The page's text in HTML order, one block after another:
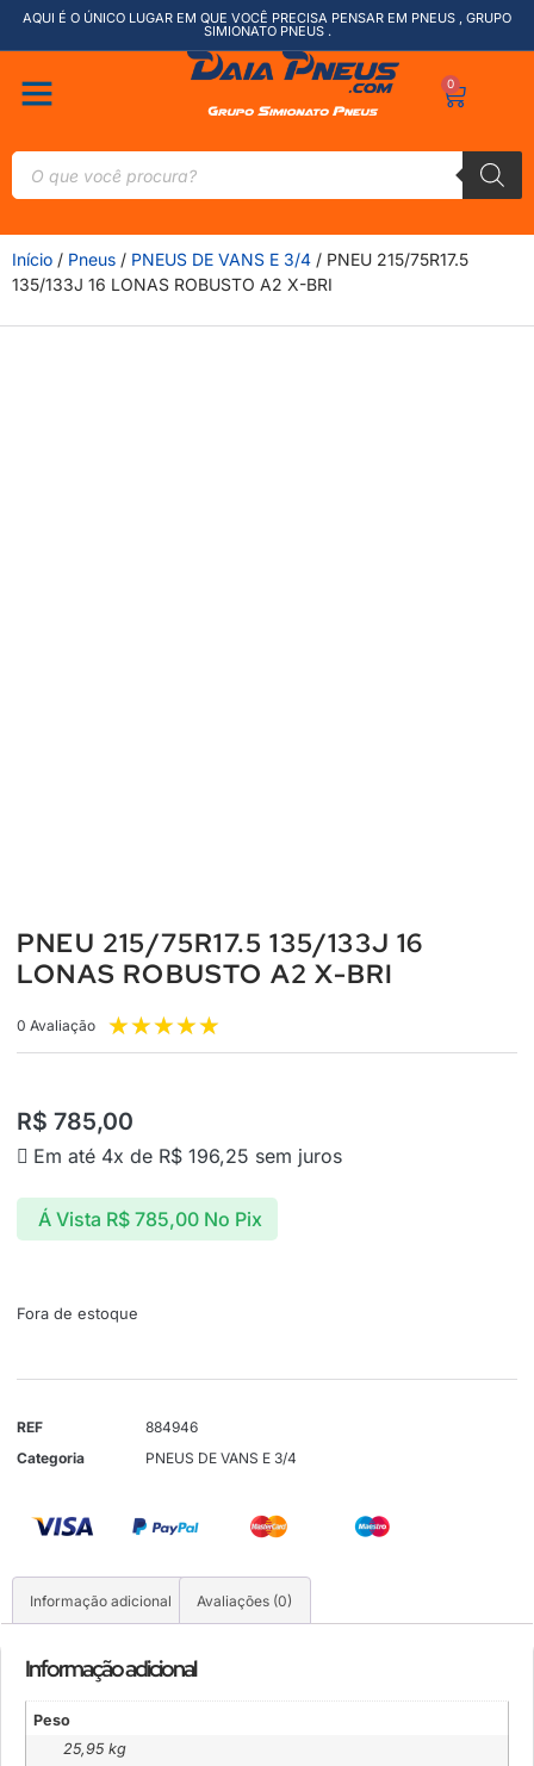
AQUI É O ÚNICO LUGAR EM QUE VOCÊ PRECISA PENSAR EM PNEUS , GRUPO
SIMIONATO PNEUS .
0
Início / Pneus / PNEUS DE VANS E 3/4 / PNEU 215/75R17.5
135/133J 16 LONAS ROBUSTO A2 X-BRI
PNEU 215/75R17.5 135/133J 16
LONAS ROBUSTO A2 X-BRI
0 Avaliação ★★★★★
R$ 785,00
Em até 4x de R$ 196,25 sem juros
Á Vista R$785,00 No Pix
Fora de estoque
REF
884946
Categoria
PNEUS DE VANS E 3/4
Informação adicional Avaliações (0)
Informação adicional
Peso
25,95 kg